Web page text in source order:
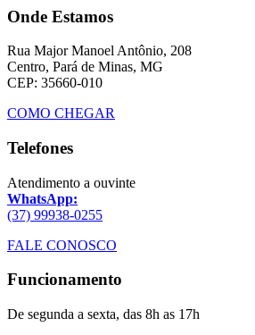
Onde Estamos
Rua Major Manoel Antônio, 208
Centro, Pará de Minas, MG
CEP: 35660-010
COMO CHEGAR
Telefones
Atendimento a ouvinte
WhatsApp:
(37) 99938-0255
FALE CONOSCO
Funcionamento
De segunda a sexta, das 8h as 17h